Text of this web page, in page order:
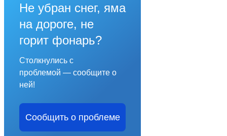
Не убран снег, яма
на дороге, не
горит фонарь?
Столкнулись с
проблемой — сообщите о
ней!
Сообщить о проблеме